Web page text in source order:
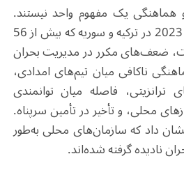
یک مفهوم واحد نیستند.
زمین‌لرزه‌های دوگانه سال 2023 در ترکیه و سوریه که بیش از 56
ضعف‌های مکرر در مدیریت بحران
ناکافی میان تیم‌های امدادی،
ترانزیتی، فاصله میان توانمندی
محلی، و تأخیر در تأمین سرپناه.
داد که سازمان‌های محلی به‌طور
نادیده گرفته شده‌اند.